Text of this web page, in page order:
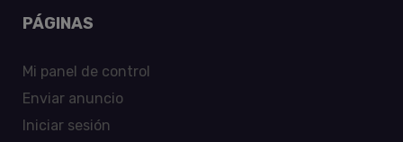
PÁGINAS
Mi panel de control
Enviar anuncio
Iniciar sesión